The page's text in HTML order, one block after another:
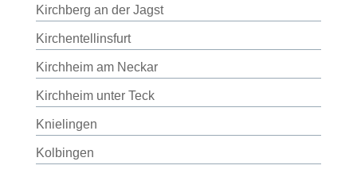
Kirchberg an der Jagst
Kirchentellinsfurt
Kirchheim am Neckar
Kirchheim unter Teck
Knielingen
Kolbingen